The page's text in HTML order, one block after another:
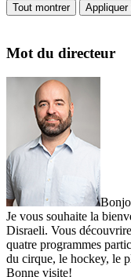
Mot du directeur
Je vous souhaite la
Disraeli. Vous
quatre programmes
du cirque, le hockey, le
Bonne visite!